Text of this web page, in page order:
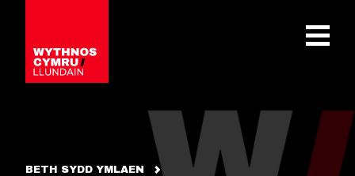
OPEN
BETH SYDD YMLAEN